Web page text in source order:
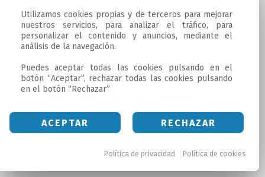
Utilizamos cookies propias y de terceros para mejorar
nuestros servicios, para analizar el tráfico, para
personalizar el contenido y anuncios, mediante el
análisis de la navegación.
Puedes aceptar todas las cookies pulsando en el
botón “Aceptar”, rechazar todas las cookies pulsando
en el botón “Rechazar”
ACEPTAR RECHAZAR
Política de privacidad Política de cookies